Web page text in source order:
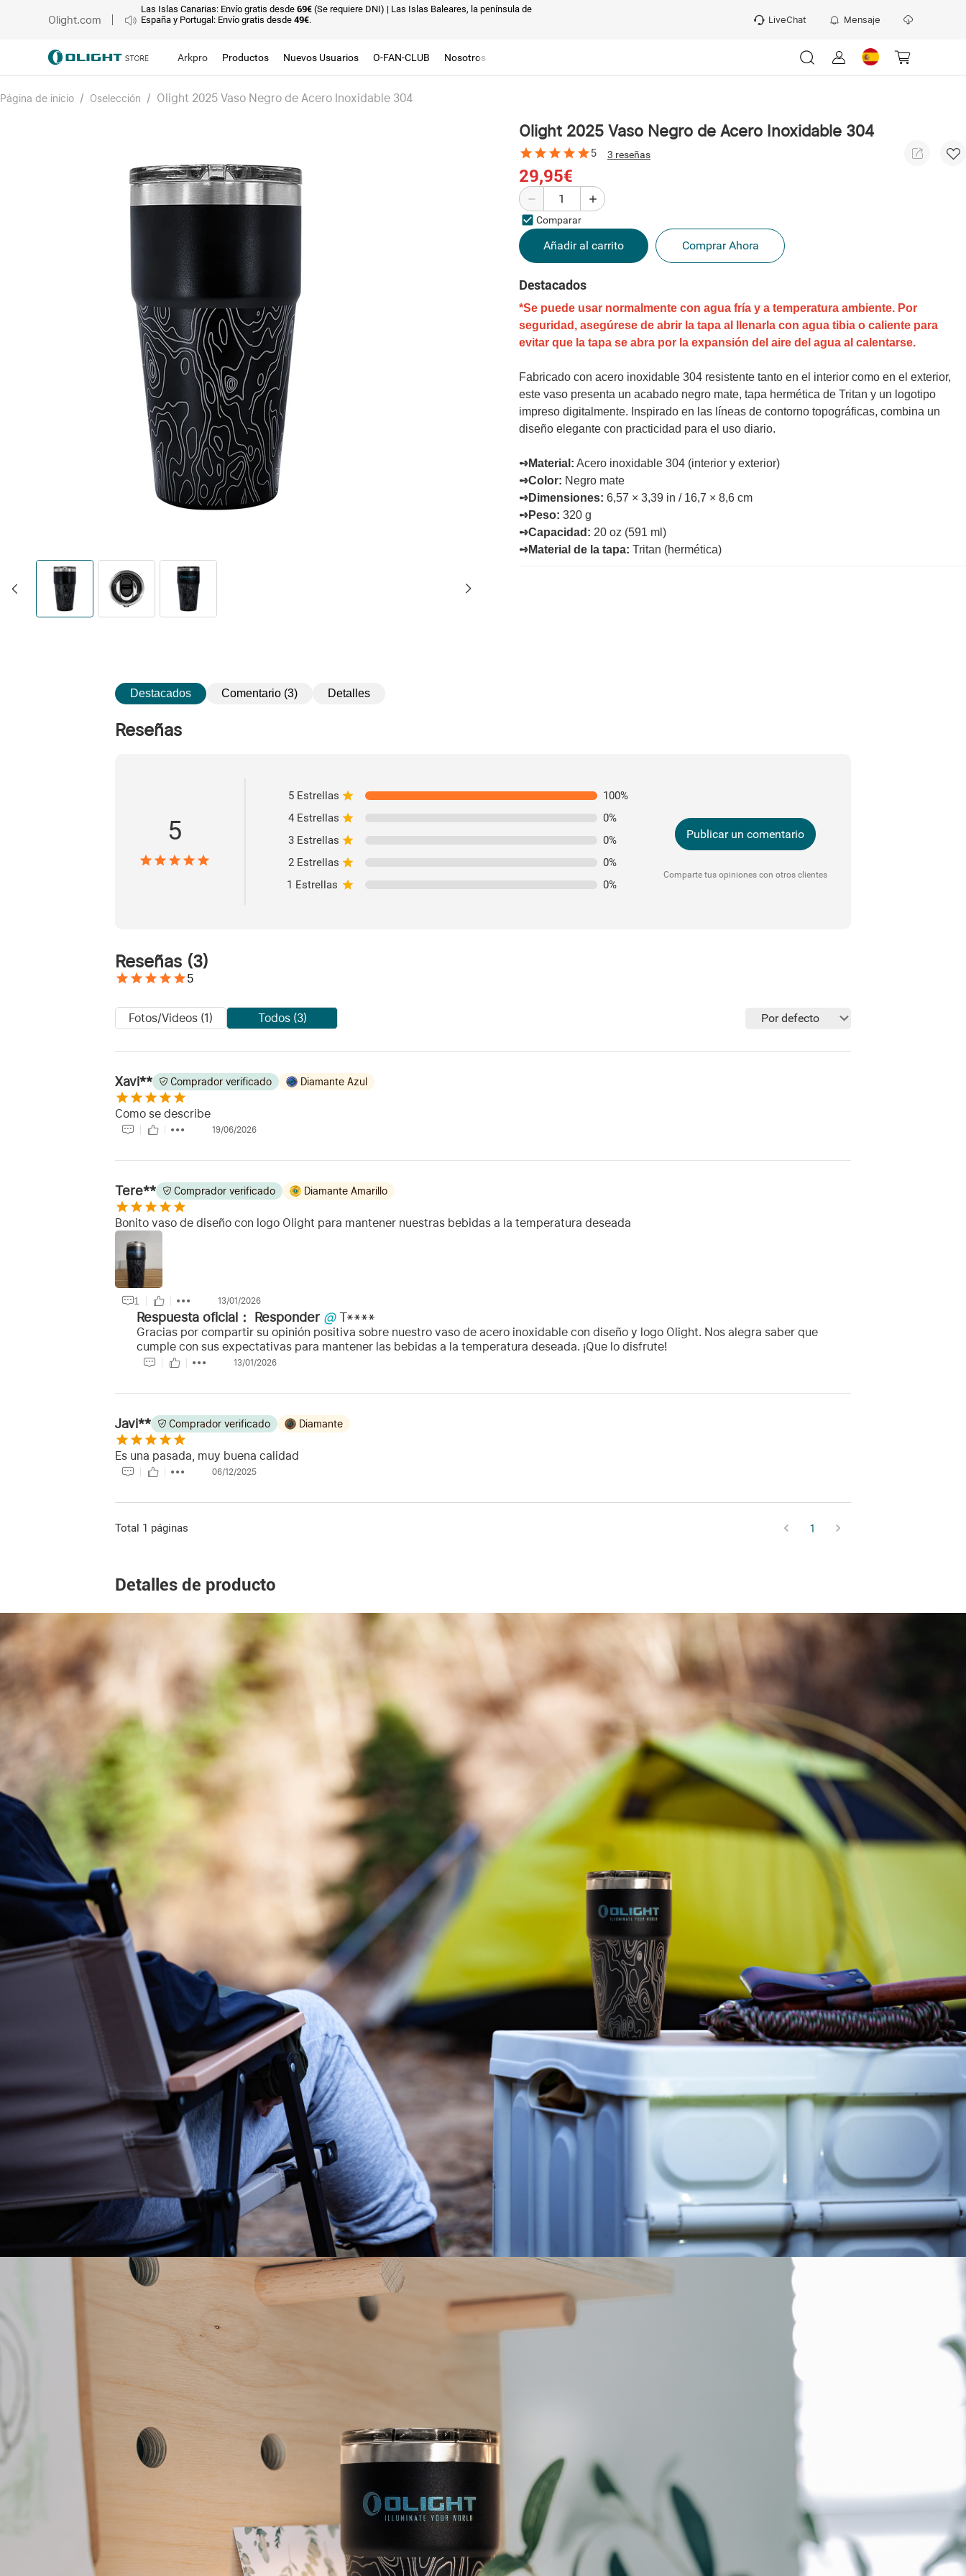
Olight.com
Las Islas Canarias: Envío gratis desde69€(Se requiere DNI) | Las Islas Baleares, la península de
España y Portugal: Envío gratis desde49€. LiveChat Mensaje
Arkpro Productos Nuevos Usuarios O-FAN-CLUB Nosotros
Página de inicio / Oselección / Olight 2025 Vaso Negro de Acero Inoxidable 304
Olight 2025 Vaso Negro de Acero Inoxidable 304
5 3 reseñas
29,95€
Comparar
Añadir al carrito Comprar Ahora
Destacados
*Se puede usar normalmente con agua fría y a temperatura ambiente. Por
seguridad, asegúrese de abrir la tapa al llenarla con agua tibia o caliente para
evitar que la tapa se abra por la expansión del aire del agua al calentarse.
Fabricado con acero inoxidable 304 resistente tanto en el interior como en el exterior,
este vaso presenta un acabado negro mate, tapa hermética de Tritan y un logotipo
impreso digitalmente. Inspirado en las líneas de contorno topográficas, combina un
diseño elegante con practicidad para el uso diario.
➺Material: Acero inoxidable 304 (interior y exterior)
➺Color: Negro mate
➺Dimensiones: 6,57 × 3,39 in / 16,7 × 8,6 cm
➺Peso: 320 g
➺Capacidad: 20 oz (591 ml)
➺Material de la tapa: Tritan (hermética)
Destacados Comentario (3) Detalles
Reseñas
5
5 Estrellas 100%
4 Estrellas
0%
3 Estrellas
0%
2 Estrellas
0%
1 Estrellas
0%
Publicar un comentario
Comparte tus opiniones con otros clientes
Reseñas (3)
5
Fotos/Videos (1) Todos (3) Por defecto
Xavi** Comprador verificado Diamante Azul
Como se describe
19/06/2026
Tere** Comprador verificado Diamante Amarillo
Bonito vaso de diseño con logo Olight para mantener nuestras bebidas a la temperatura deseada
1 13/01/2026
Respuesta oficial： Responder @ T****
Gracias por compartir su opinión positiva sobre nuestro vaso de acero inoxidable con diseño y logo Olight. Nos alegra saber que
cumple con sus expectativas para mantener las bebidas a la temperatura deseada. ¡Que lo disfrute!
13/01/2026
Javi** Comprador verificado Diamante
Es una pasada, muy buena calidad
06/12/2025
Total 1 páginas 1
Detalles de producto